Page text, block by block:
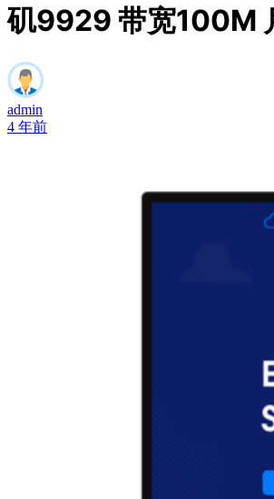
矶9929 带宽100M
admin
4 年前